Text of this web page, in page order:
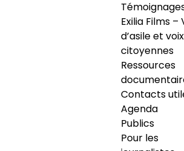
Exilia Films –
d’asile et voix
citoyennes
Ressources
Contacts
Agenda
Publics
Pour les